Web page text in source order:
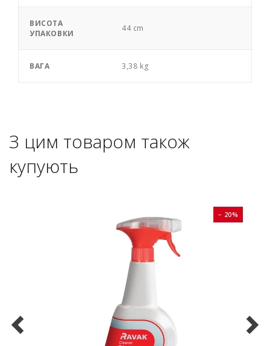
ВИСОТА
УПАКОВКИ
44 cm
ВАГА 3,38 kg
З цим товаром також
купують
− 20%